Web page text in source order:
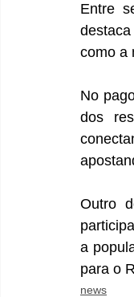
Entre
como a
No
dos
Outro
a
para o
news